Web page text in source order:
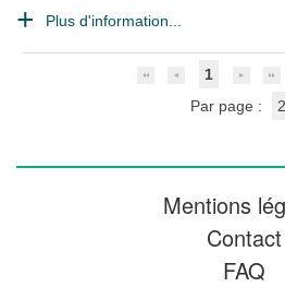
Plus d'information...
1
Par page :
Mentions
Contact
FAQ